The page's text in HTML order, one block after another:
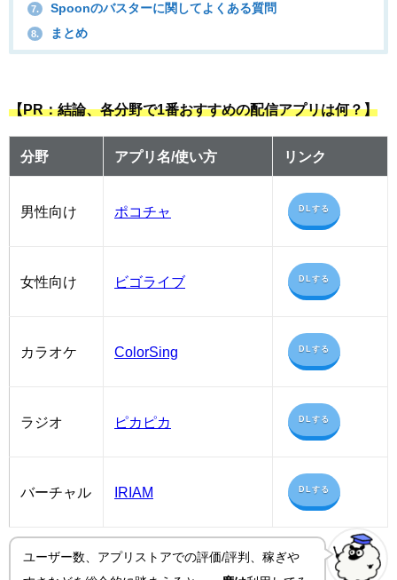
7. Spoonのバスターに関してよくある質問
8. まとめ
【PR：結論、各分野で1番おすすめの配信アプリは何？】
分野 アプリ名/使い方 リンク
男性向け ポコチャ DLする
女性向け ビゴライブ DLする
カラオケ ColorSing DLする
ラジオ ピカピカ DLする
バーチャル IRIAM DLする
ユーザー数、アプリストアでの評価/評判、稼ぎや